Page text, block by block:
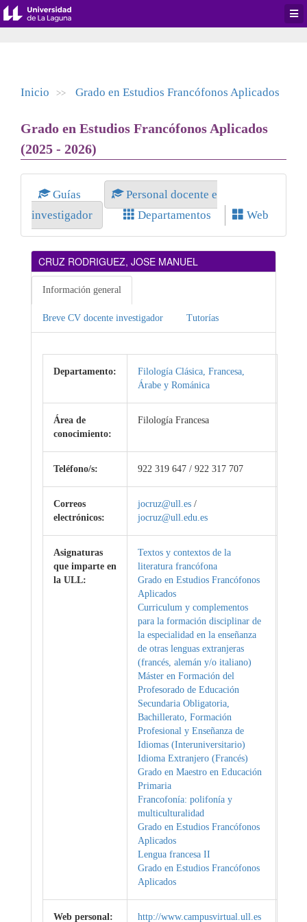
Inicio >> Grado en Estudios Francófonos Aplicados
Grado en Estudios Francófonos Aplicados
(2025 - 2026)
Guías
Personal docente e
investigador
Departamentos Web
CRUZ RODRIGUEZ, JOSE MANUEL
Información general
Breve CV docente investigador Tutorías
Departamento:
Filología Clásica, Francesa,
Árabe y Románica
Área de
conocimiento:
Filología Francesa
Teléfono/s: 922 319 647 / 922 317 707
Correos
electrónicos:
jocruz@ull.es /
jocruz@ull.edu.es
Asignaturas
que imparte en
la ULL:
Textos y contextos de la
literatura francófona
Grado en Estudios Francófonos
Aplicados
Curriculum y complementos
para la formación disciplinar de
la especialidad en la enseñanza
de otras lenguas extranjeras
(francés, alemán y/o italiano)
Máster en Formación del
Profesorado de Educación
Secundaria Obligatoria,
Bachillerato, Formación
Profesional y Enseñanza de
Idiomas (Interuniversitario)
Idioma Extranjero (Francés)
Grado en Maestro en Educación
Primaria
Francofonía: polifonía y
multiculturalidad
Grado en Estudios Francófonos
Aplicados
Lengua francesa II
Grado en Estudios Francófonos
Aplicados
Web personal: http://www.campusvirtual.ull.es